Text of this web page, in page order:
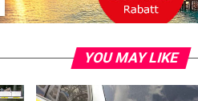
YOU MAY LIKE